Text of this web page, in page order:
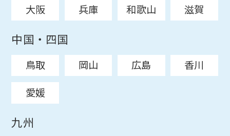
大阪 兵庫 和歌山 滋賀
中国・四国
鳥取 岡山 広島
香川
愛媛
九州